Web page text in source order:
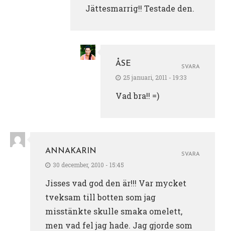
Jättesmarrig!! Testade den.
ÅSE
25 januari, 2011 - 19:33
Vad bra!! =)
SVARA
ANNAKARIN
30 december, 2010 - 15:45
Jisses vad god den är!!! Var mycket
tveksam till botten som jag
misstänkte skulle smaka omelett,
men vad fel jag hade. Jag gjorde som
SVARA